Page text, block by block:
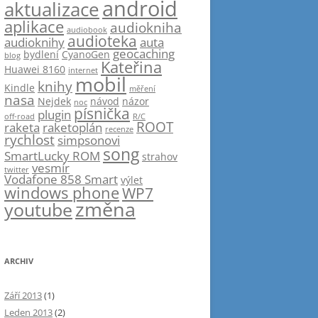
aktualizaceandroid
aplikace audiobook audiokniha
audioknihy audioteka auta
blog bydlení CyanoGen geocaching
Huawei 8160 internet Kateřina
Kindle knihy mobil měření
nasa Nejdek noc návod názor
off-road plugin písnička R/C
raketa raketoplán recenze ROOT
rychlost simpsonovi
SmartLucky ROM song strahov
twitter vesmír
Vodafone 858 Smart výlet
windows phoneWP7
youtubezměna
ARCHIV
Září 2013(1)
Leden 2013(2)